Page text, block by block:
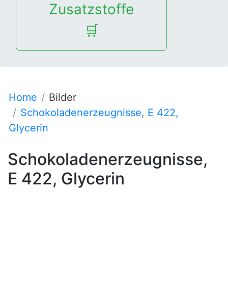
Zusatzstoffe
🛒
Home
Bilder
Schokoladenerzeugnisse, E 422,
Glycerin
Schokoladenerzeugnisse,
E 422, Glycerin